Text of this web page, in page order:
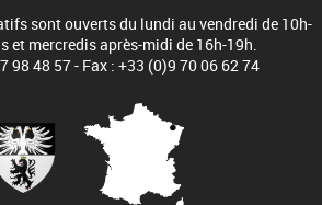
sont ouverts du lundi au vendredi de 10h-
et mercredis après-midi de 16h-19h.
98 48 57 - Fax : +33 (0)9 70 06 62 74